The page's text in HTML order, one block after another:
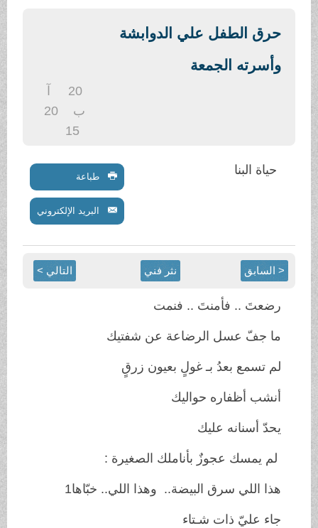
حرق الطفل علي الدوابشة
وأسرته الجمعة
حياة البنا طباعة
البريد الإلكتروني
< السابق نثر فني التالي >
رضعتَ .. فأمنتَ .. فنمت
ما جفّ عسل الرضاعة عن شفتيك
لم تسمع بعدُ بـ غولٍ بعيون زرقٍ
أنشب أظفاره حواليك
يحدّ أسنانه عليك
لم يمسك عجوزٌ بأناملك الصغيرة :
هذا اللي سرق البيضة.. وهذا اللي.. خبّاها1
جاء عليّ ذات شـتاء